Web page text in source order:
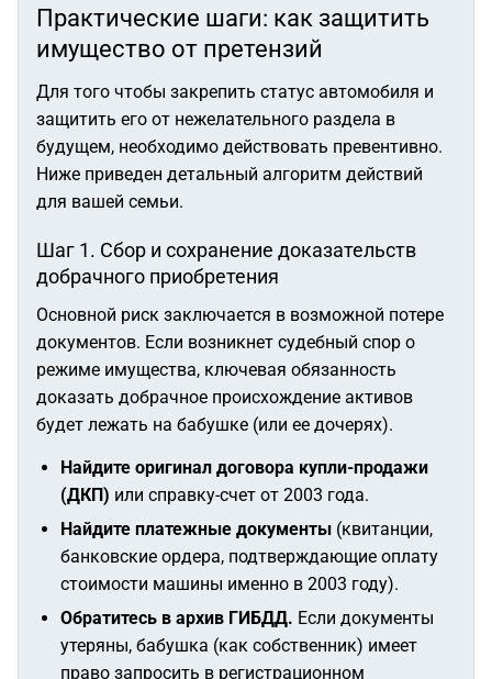
Практические шаги: как защитить
имущество от претензий
Для того чтобы закрепить статус автомобиля и
защитить его от нежелательного раздела в
будущем, необходимо действовать превентивно.
Ниже приведен детальный алгоритм действий
для вашей семьи.
Шаг 1. Сбор и сохранение доказательств
добрачного приобретения
Основной риск заключается в возможной потере
документов. Если возникнет судебный спор о
режиме имущества, ключевая обязанность
доказать добрачное происхождение активов
будет лежать на бабушке (или ее дочерях).
Найдите оригинал договора купли-продажи
(ДКП) или справку-счет от 2003 года.
Найдите платежные документы (квитанции,
банковские ордера, подтверждающие оплату
стоимости машины именно в 2003 году).
Обратитесь в архив ГИБДД. Если документы
утеряны, бабушка (как собственник) имеет
право запросить в регистрационном